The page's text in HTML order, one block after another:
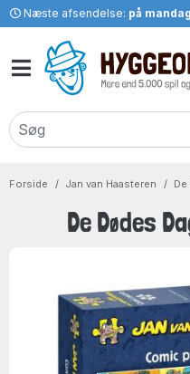
Næste afsendelse: på mandag
Forside Jan van Haasteren
De Dødes